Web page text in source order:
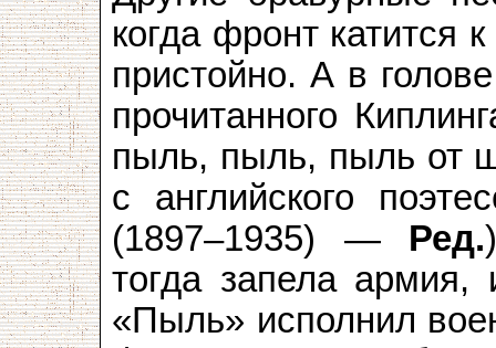
когда фронт катится
пристойно. А в
прочитанного
пыль, пыль, пыль от
с английского
(1897–1935) — Ред.
тогда запела
«Пыль» исполнил